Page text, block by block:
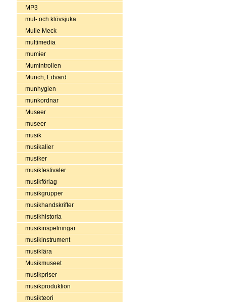
MP3
mul- och klövsjuka
Mulle Meck
multimedia
mumier
Mumintrollen
Munch, Edvard
munhygien
munkordnar
Museer
museer
musik
musikalier
musiker
musikfestivaler
musikförlag
musikgrupper
musikhandskrifter
musikhistoria
musikinspelningar
musikinstrument
musiklära
Musikmuseet
musikpriser
musikproduktion
musikteori